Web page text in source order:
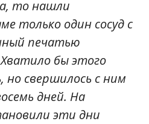
то нашли
только один сосуд с
печатью
бы этого
но свершилось с ним
дней. На
эти дни